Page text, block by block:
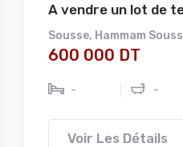
A vendre un lot de
Sousse, Hammam
600 000 DT
- -
Voir Les Détails